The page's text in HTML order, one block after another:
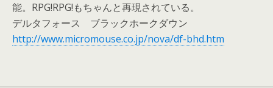
能。RPG!RPG!もちゃんと再現されている。
デルタフォース ブラックホークダウン
http://www.micromouse.co.jp/nova/df-bhd.htm